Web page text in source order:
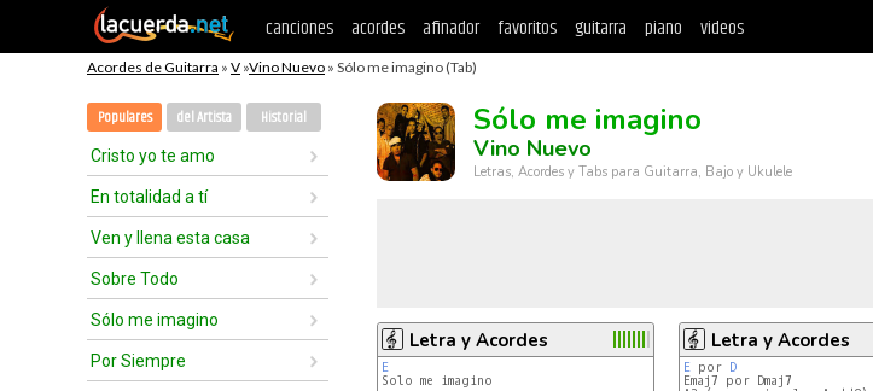
canciones acordes afinador favoritos guitarra piano videos
Acordes de Guitarra » V »Vino Nuevo » Sólo me imagino (Tab)
Populares del Artista Historial
Cristo yo te amo
En totalidad a tí
Ven y llena esta casa
Sobre Todo
Sólo me imagino
Por Siempre
Sólo me imagino
Vino Nuevo
Letras, Acordes y Tabs para Guitarra, Bajo y Ukulele
Letra y Acordes
E
Letra y Acordes
E por D
Emaj7 por Dmaj7